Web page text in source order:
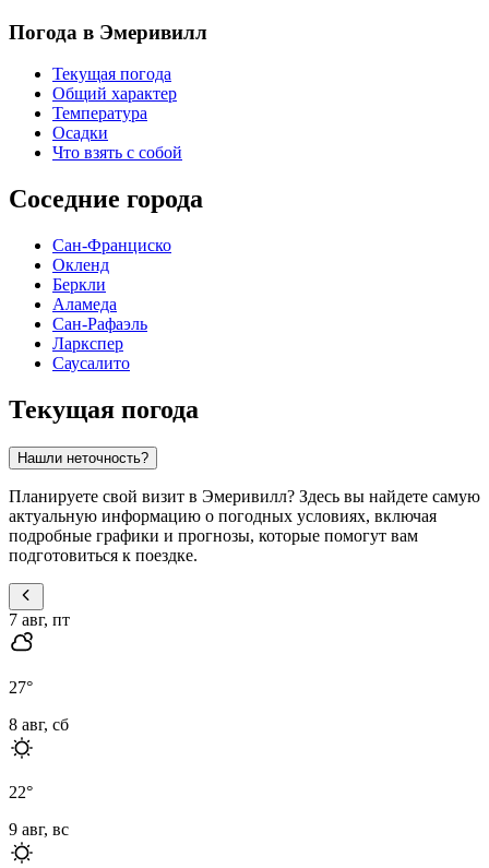
Погода в Эмеривилл
Текущая погода
Общий характер
Температура
Осадки
Что взять с собой
Соседние города
Сан-Франциско
Окленд
Беркли
Аламеда
Сан-Рафаэль
Ларкспер
Саусалито
Текущая погода
Нашли неточность?
Планируете свой визит в Эмеривилл? Здесь вы найдете самую
актуальную информацию о погодных условиях, включая
подробные графики и прогнозы, которые помогут вам
подготовиться к поездке.
7 авг, пт
27°
8 авг, сб
22°
9 авг, вс